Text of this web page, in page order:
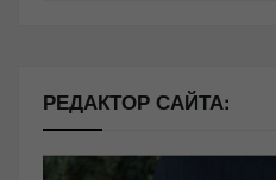
РЕДАКТОР САЙТА: